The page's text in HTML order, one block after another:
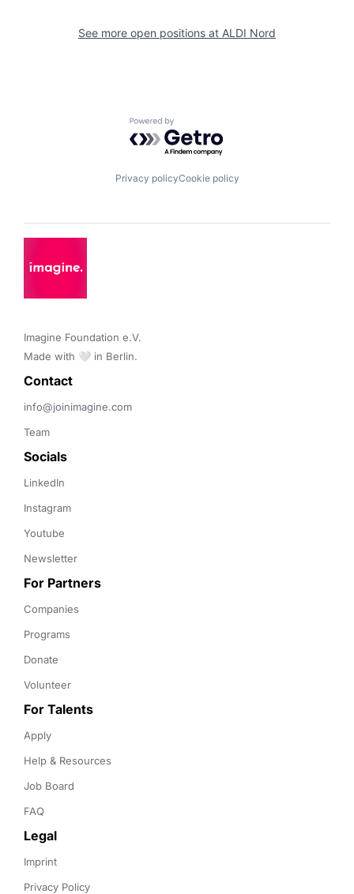
See more open positions at ALDI Nord
Powered by Getro.com
Privacy policyCookie policy
Imagine Foundation e.V.
Made with 🤍 in Berlin.
Contact
info@joinimagine.com
Team
Socials
LinkedIn
Instagram
Youtube
Newsletter
For Partners
Companies
Programs
Donate
Volunteer
For Talents
Apply
Help & Resources
Job Board
FAQ
Legal
Imprint
Privacy Policy